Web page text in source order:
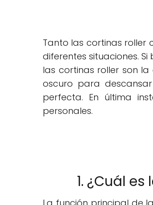
Tanto las cortinas roller
diferentes situaciones.
las cortinas roller son
oscuro para
perfecta. En última
personales.
1. ¿Cuál